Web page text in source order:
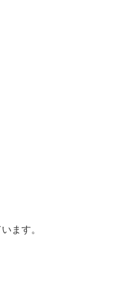
ます。